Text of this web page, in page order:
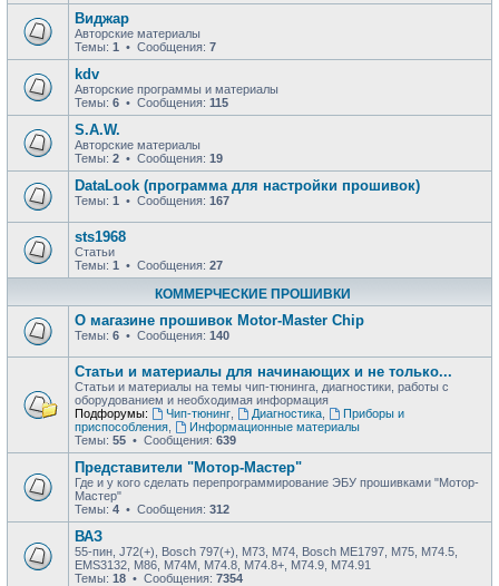
Виджар
Авторские материалы
Темы: 1 • Сообщения: 7
kdv
Авторские программы и материалы
Темы: 6 • Сообщения: 115
S.A.W.
Авторские материалы
Темы: 2 • Сообщения: 19
DataLook (программа для настройки прошивок)
Темы: 1 • Сообщения: 167
sts1968
Статьи
Темы: 1 • Сообщения: 27
КОММЕРЧЕСКИЕ ПРОШИВКИ
О магазине прошивок Motor-Master Chip
Темы: 6 • Сообщения: 140
Статьи и материалы для начинающих и не только...
Статьи и материалы на темы чип-тюнинга, диагностики, работы с
оборудованием и необходимая информация
Подфорумы:
Чип-тюнинг, Диагностика,
Приборы и
приспособления
Информационные материалы
Темы: 55 • Сообщения: 639
Представители "Мотор-Мастер"
Где и у кого сделать перепрограммирование ЭБУ прошивками "Мотор-
Мастер"
Темы: 4 • Сообщения: 312
ВАЗ
55-пин, J72(+), Bosch 797(+), М73, М74, Bosch ME1797, М75, М74.5,
EMS3132, М86, М74М, М74.8, М74.8+, М74.9, М74.91
Темы: 18 • Сообщения: 7354